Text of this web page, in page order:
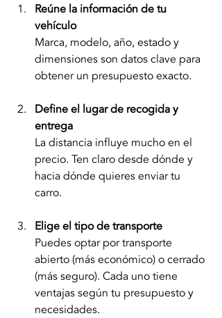
Reúne la información de tu
vehículo
Marca, modelo, año, estado y
dimensiones son datos clave para
obtener un presupuesto exacto.
Define el lugar de recogida y
entrega
La distancia influye mucho en el
precio. Ten claro desde dónde y
hacia dónde quieres enviar tu
carro.
Elige el tipo de transporte
Puedes optar por transporte
abierto (más económico) o cerrado
(más seguro). Cada uno tiene
ventajas según tu presupuesto y
necesidades.